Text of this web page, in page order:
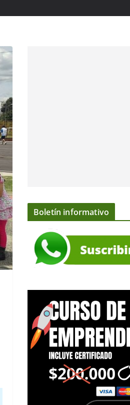
Boletín informativo